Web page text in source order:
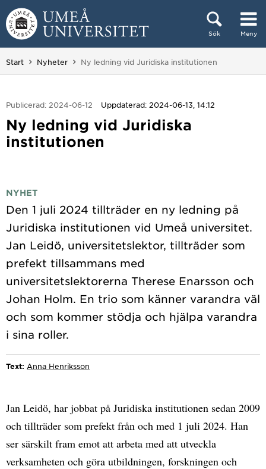
Hoppa direkt till innehållet
Sök Meny
Huvudmenyn dold.
Start Nyheter Du är här:
Ny ledning vid Juridiska institutionen
Publicerad: 2024-06-12 Uppdaterad: 2024-06-13, 14:12
Ny ledning vid Juridiska
institutionen
NYHET
Den 1 juli 2024 tillträder en ny ledning på
Juridiska institutionen vid Umeå universitet.
Jan Leidö, universitetslektor, tillträder som
prefekt tillsammans med
universitetslektorerna Therese Enarsson och
Johan Holm. En trio som känner varandra väl
och som kommer stödja och hjälpa varandra
Text: Anna Henriksson
Jan Leidö, har jobbat på Juridiska institutionen sedan 2009
och tillträder som prefekt från och med 1 juli 2024. Han
ser särskilt fram emot att arbeta med att utveckla
verksamheten och göra utbildningen, forskningen och